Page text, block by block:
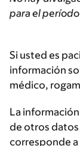
para el período
Si usted es
información
médico,
La
de otros datos
corresponde